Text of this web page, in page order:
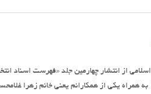
از انتشار چهارمین جلد «فهرست اسناد